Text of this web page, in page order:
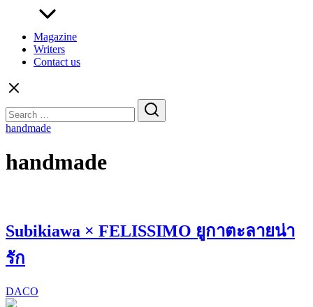
Magazine
Writers
Contact us
for:
handmade
handmade
Subikiawa × FELISSIMO ยูกาตะลายน่า
รัก
DACO